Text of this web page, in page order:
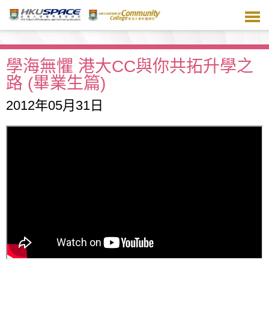
主
容學海無懼 港大CC與你共拓升學之
路 (畢業生篇)
2012年05月31日